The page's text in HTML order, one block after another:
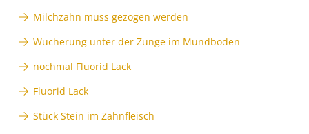
Milchzahn muss gezogen werden
Wucherung unter der Zunge im Mundboden
nochmal Fluorid Lack
Fluorid Lack
Stück Stein im Zahnfleisch